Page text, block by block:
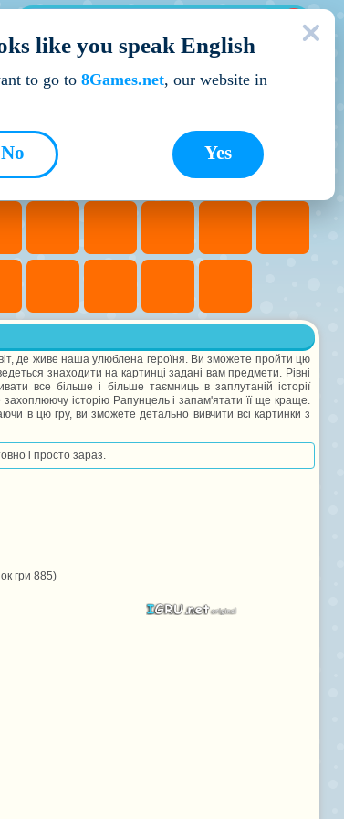
Кращі ігри
де живе наша улюблена героїня. Ви зможете пройти цю
знаходити на картинці задані вам предмети. Рівні
все більше і більше таємниць в заплутаній історії
історію Рапунцель і запам'ятати її ще краще.
в цю гру, ви зможете детально вивчити всі картинки з
і просто зараз.
гри 885)
like you speak English
to go to 8Games.net, our website in
Yes
No